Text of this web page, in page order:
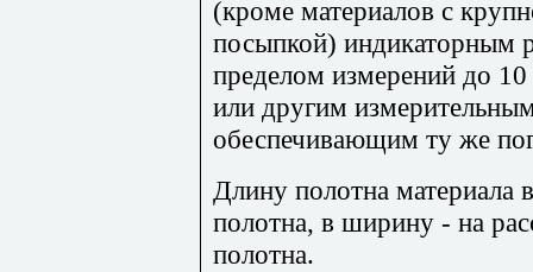
(кроме материалов с
посыпкой)
пределом измерений до
или другим
обеспечивающим ту же
Длину полотна материала
полотна, в ширину - на
полотна.